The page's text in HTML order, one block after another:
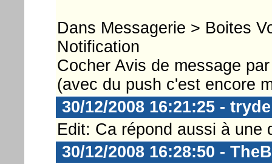
Dans Messagerie > Boites
Notification
Cocher Avis de message
(avec du push c'est encore
30/12/2008 16:21:25 - tryde
Edit: Ca répond aussi à une
30/12/2008 16:28:50 -